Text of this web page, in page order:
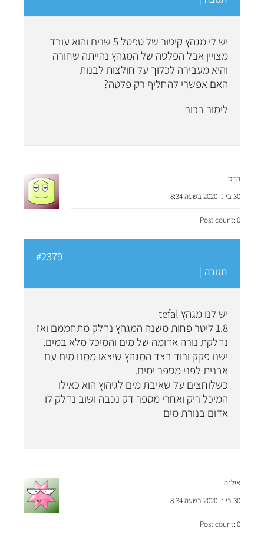
יש לי מגהץ קיטור של טפטל 5 שנים והוא עובד
מצויין אבל הפלטה של המגהץ נהייתה שחורה
והיא מעבירה לכלוך על חולצות לבנות
האם אפשרי להחליף רק פלטה?
לימור בכור
הדס
30 ביוני 2020 בשעה 8:34
Post count: 0
#2379
תגובה |
יש לנו מגהץ tefal
1.8 ליטר פחות משנה המגהץ נדלק מתחממם ואז
נדלקת נורה אדומה של מים והמיכל מלא במים.
ישנו פקק ורוד בצד המגהץ שיצאו ממנו מים עם
אבנית לפני מספר ימים.
כשלוחצים על שאיבת מים לגיהוץ הוא כאילו
המיכל ריק ואחרי מספר דק נכבה ושוב נדלק לו
אדום בנורת מים
אילנה
30 ביוני 2020 בשעה 8:34
Post count: 0